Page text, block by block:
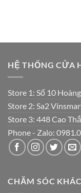
HỆ THỐNG CỬA
Store 1: Số 10
Store 2: Sa2
Store 3: 448 Cao
Phone - Zalo:
CHĂM SÓC